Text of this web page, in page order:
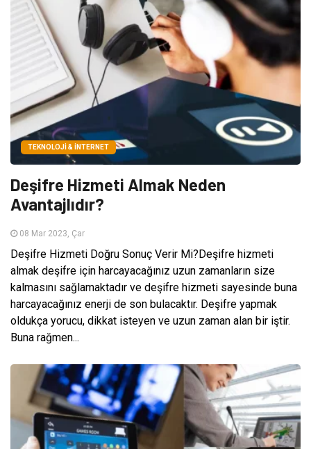
TEKNOLOJI & İNTERNET
Deşifre Hizmeti Almak Neden
Avantajlıdır?
08 Mar 2023, Çar
Deşifre Hizmeti Doğru Sonuç Verir Mi?Deşifre hizmeti
almak deşifre için harcayacağınız uzun zamanların size
kalmasını sağlamaktadır ve deşifre hizmeti sayesinde buna
harcayacağınız enerji de son bulacaktır. Deşifre yapmak
oldukça yorucu, dikkat isteyen ve uzun zaman alan bir iştir.
Buna rağmen...